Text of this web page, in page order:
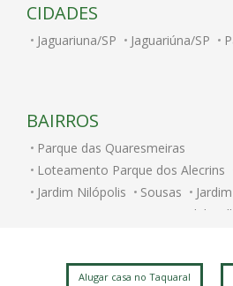
CIDADES
Jaguariuna/SP Jaguariúna/SP
BAIRROS
Parque das Quaresmeiras
Loteamento Parque dos Alecrins
Jardim Nilópolis
Sousas
Parque Taquaral
Ville Sainte
Alugar casa no Taquaral